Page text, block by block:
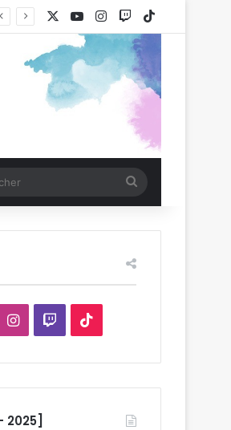
YouTubeInstagram
Twitch
Instagram
Twitch
2025]